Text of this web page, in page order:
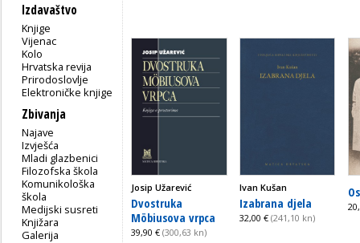
Izdavaštvo
Knjige
Vijenac
Kolo
Hrvatska revija
Prirodoslovlje
Elektroničke knjige
Zbivanja
Najave
Izvješća
Mladi glazbenici
Filozofska škola
Komunikološka
škola
Medijski susreti
Knjižara
Galerija
Josip Užarević
Dvostruka
Möbiusova vrpca
39,90 € (300,63 kn)
Ivan Kušan
Izabrana djela
32,00 € (241,10 kn)